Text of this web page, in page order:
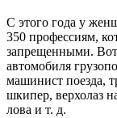
С этого года у
350 профессиям,
запрещенными.
автомобиля
машинист поезда,
шкипер, верхолаз
лова и т. д.